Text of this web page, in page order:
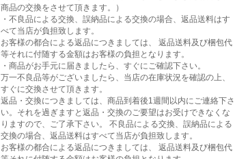
商品の交換をさせて頂きます。）
・不良品による交換、誤納品による交換の場合、返品送料はす
べて当店が負担致します。
お客様の都合による返品につきましては、 返品送料及び梱包代
等それに付随する金額はお客様の負担となります。
・商品がお手元に届きましたら、すぐにご確認下さい。
万一不良品等がございましたら、当店の在庫状況を確認の上、
すぐに交換させて頂きます。
返品・交換につきましては、商品到着後1週間以内にご連絡下さ
い。それを過ぎますと返品・交換のご要望はお受けできなくな
りますので、ご了承下さい。 不良品による交換、誤納品による
交換の場合、返品送料はすべて当店が負担致します。
お客様の都合による返品につきましては、 返品送料及び梱包代